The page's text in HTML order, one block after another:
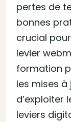
pertes de
bonnes
crucial
levier
formation
les mises
d’exploiter
leviers